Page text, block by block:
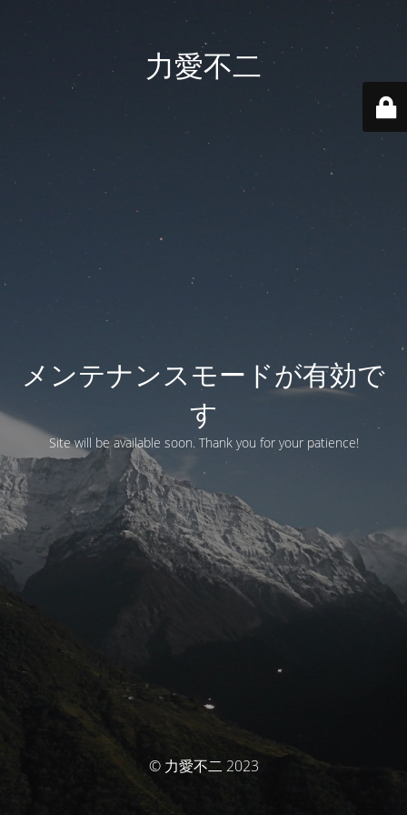
力愛不二
メンテナンスモードが有効で
す
Site will be available soon. Thank you for your patience!
© 力愛不二 2023